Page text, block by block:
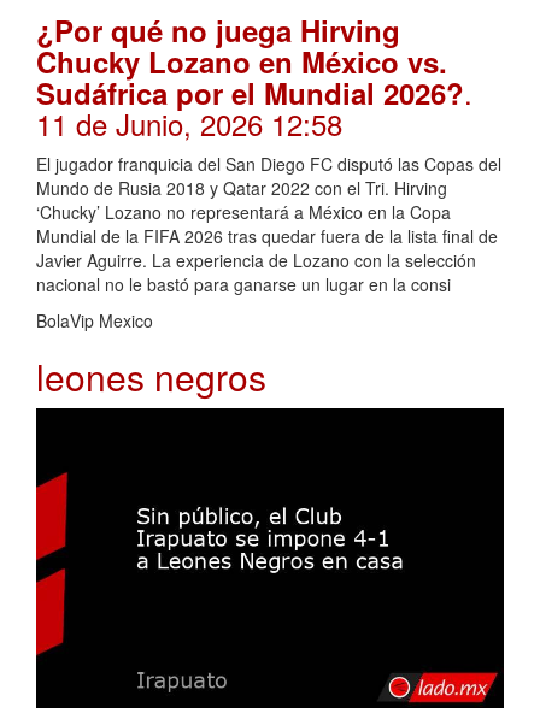
¿Por qué no juega Hirving
Chucky Lozano en México vs.
Sudáfrica por el Mundial 2026?.
11 de Junio, 2026 12:58
El jugador franquicia del San Diego FC disputó las Copas del
Mundo de Rusia 2018 y Qatar 2022 con el Tri. Hirving
‘Chucky’ Lozano no representará a México en la Copa
Mundial de la FIFA 2026 tras quedar fuera de la lista final de
Javier Aguirre. La experiencia de Lozano con la selección
nacional no le bastó para ganarse un lugar en la consi
BolaVip Mexico
leones negros